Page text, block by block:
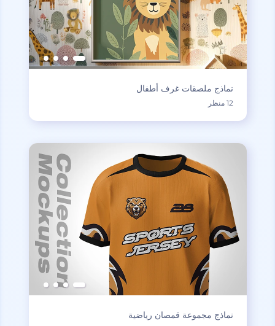
نماذج ملصقات غرف أطفال
12 منظر
نماذج مجموعة قمصان رياضية